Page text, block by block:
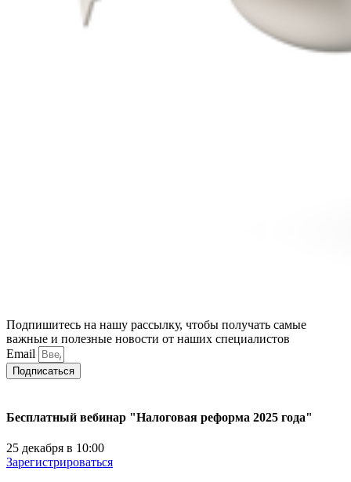
Подпишитесь на нашу рассылку, чтобы получать самые
важные и полезные новости от наших специалистов
Email
Подписаться
Бесплатный вебинар "Налоговая реформа 2025 года"
25 декабря в 10:00
Зарегистрироваться